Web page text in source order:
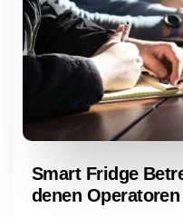
Smart Fridge
denen